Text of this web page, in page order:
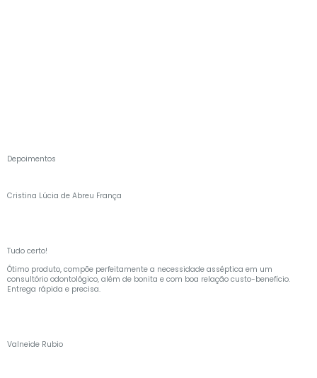
Depoimentos
Cristina Lúcia de Abreu França
Tudo certo!
Ótimo produto, compõe perfeitamente a necessidade asséptica em um
consultório odontológico, além de bonita e com boa relação custo-benefício.
Entrega rápida e precisa.
Valneide Rubio